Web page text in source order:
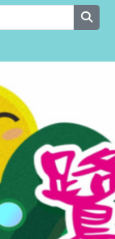
國小search